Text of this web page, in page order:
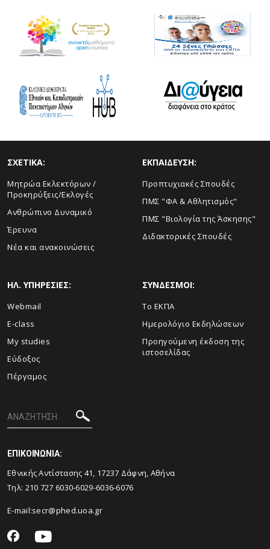
ΣΧΕΤΙΚΑ:
Μητρώα Εκλεκτόρων /
Προκηρύξεις/Εκλογές
Ανθρώπινο Δυναμικό
Έρευνα
Νέα και ανακοινώσεις
ΕΚΠΑΙΔΕΥΣΗ:
Προπτυχιακές Σπουδές
ΠΜΣ "ΦΑ & Αθλητισμός"
ΠΜΣ "Βιολογία της Άσκησης"
Διδακτορικές Σπουδές
ΗΛ. ΥΠΗΡΕΣΙΕΣ:
Webmail
E-class
My studies
Εύδοξος
Πέργαμος
ΣΥΝΔΕΣΜΟΙ:
Το ΕΚΠΑ
Ημερολόγιο Εκδηλώσεων
Προηγούμενη έκδοση της
ιστοσελίδας
ΕΠΙΚΟΙΝΩΝΙΑ:
Εθνικής Αντίστασης 41, 17237 Δάφνη, Αθήνα
Τηλ: 210 727 6030-6029-6036-6076
E-mail:secr@phed.uoa.gr